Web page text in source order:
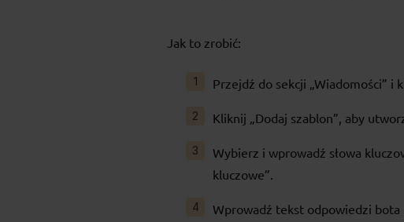
Jak to zrobić:
Przejdź do sekcji „Wiadomości” i
Kliknij „Dodaj szablon”, aby
Wybierz i wprowadź słowa
kluczowe”.
Wprowadź tekst odpowiedzi bota